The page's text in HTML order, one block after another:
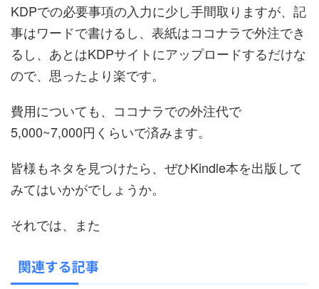
KDPでの必要事項の入力に少し手間取りますが、記
事はワードで書けるし、表紙はココナラで外注でき
るし、あとはKDPサイトにアップロードするだけな
ので、思ったより楽です。
費用についても、ココナラでの外注代で
5,000~7,000円くらいで済みます。
皆様もネタを見つけたら、ぜひKindle本を出版して
みてはいかがでしょうか。
それでは、また
関連する記事